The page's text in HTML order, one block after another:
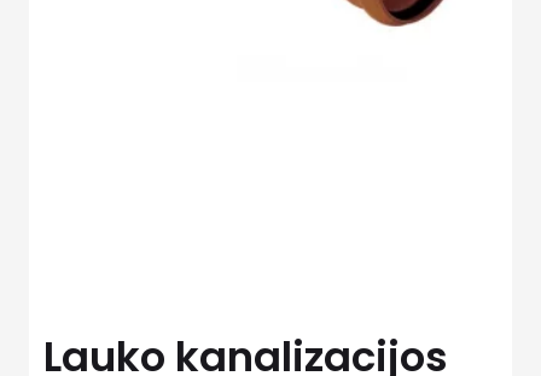
Lauko kanalizacijos